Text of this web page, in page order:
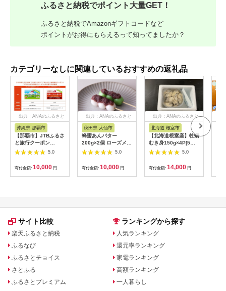
ふるさと納税でポイント大量GET！
ふるさと納税でAmazonギフトコードなど
ポイントがお得にもらえるって知ってましたか？
カテゴリーなしに関連しているおすすめの返礼品
出典：ANAのふるさと
沖縄県 那覇市
【那覇市】JTBふるさ
と旅行クーポン
（3,000円分）有効期
間3年（Eメール発
行）｜旅行 トラベル
予約 国内旅行 JTB 宿
泊 観光 体験 旅行券
人気 おすすめ 旅行ク
ン ネット予約 電話 有
5.0
寄付金額: 10,000 円
出典：ANAのふるさと
秋田県 大仙市
蜂蜜あんバター
200g×2個 ローズメイ
[あんバター はちみ
つ 発酵バター あん
こ 水あめ不使用 秋
田県 大仙市]
5.0
寄付金額: 10,000 円
出典：ANAのふるさと
納税
北海道 根室市
【北海道根室産】牡蠣
むき身150g×4P[5月
下旬以降発送] A-
5.0
寄付金額: 14,000 円
サイト比較
楽天ふるさと納税
ふるなび
ふるさとチョイス
さとふる
ふるさとプレミアム
ランキングから探す
人気ランキング
還元率ランキング
家電ランキング
高額ランキング
一人暮らし